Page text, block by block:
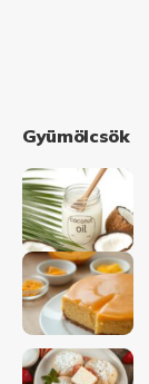
Gyümölcsök